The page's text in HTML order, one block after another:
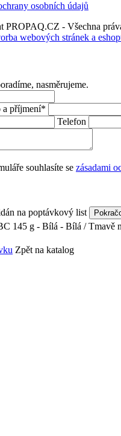
osobních údajů
PROPAQ.CZ - Všechna
webových stránek a
nasměrujeme.
a příjmení*
Telefon
souhlasíte se zásadami
na poptávkový list
145 g - Bílá - Bílá / Tmavě
Zpět na katalog